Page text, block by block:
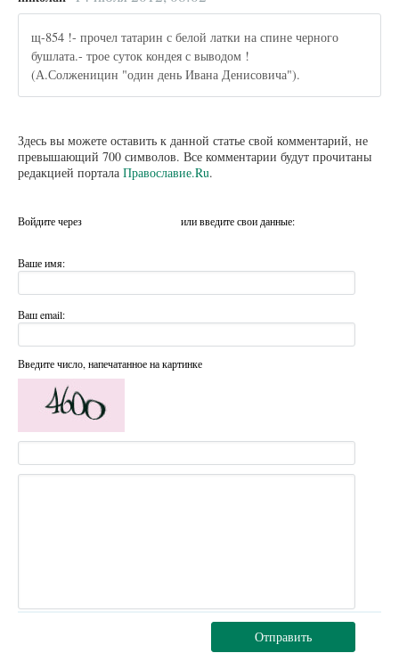
щ-854 !- прочел татарин с белой латки на спине черного
бушлата.- трое суток кондея с выводом !
(А.Солженицин "один день Ивана Денисовича").
Здесь вы можете оставить к данной статье свой комментарий, не
превышающий 700 символов. Все комментарии будут прочитаны
редакцией портала Православие.Ru.
Войдите через или введите свои данные:
Ваше имя:
Ваш email:
Введите число, напечатанное на картинке
Отправить